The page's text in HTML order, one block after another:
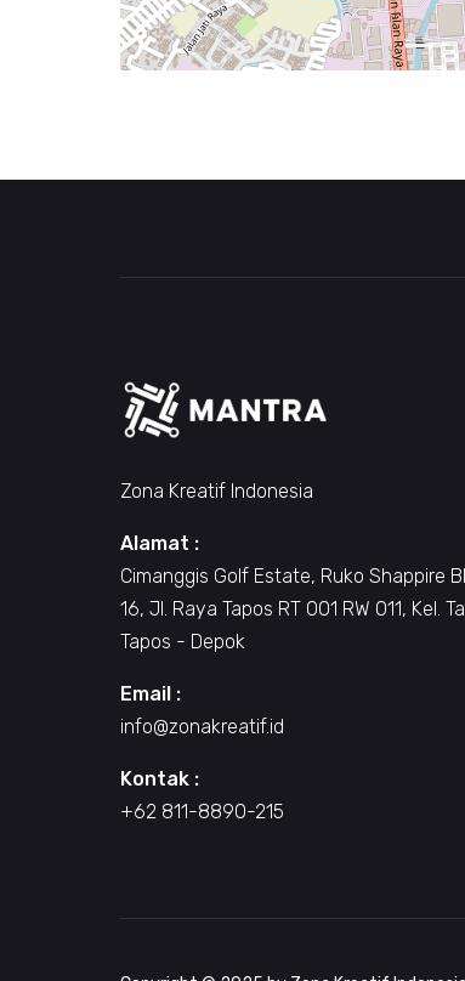
Zona Kreatif Indonesia
Alamat :
Cimanggis Golf Estate, Ruko Shappire
16, Jl. Raya Tapos RT 001 RW 011, Kel.
Tapos - Depok
Email :
info@zonakreatif.id
Kontak :
+62 811-8890-215